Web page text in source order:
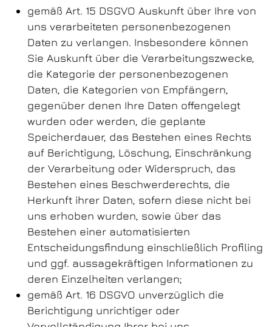
gemäß Art. 15 DSGVO Auskunft über Ihre von
uns verarbeiteten personenbezogenen
Daten zu verlangen. Insbesondere können
Sie Auskunft über die Verarbeitungszwecke,
die Kategorie der personenbezogenen
Daten, die Kategorien von Empfängern,
gegenüber denen Ihre Daten offengelegt
wurden oder werden, die geplante
Speicherdauer, das Bestehen eines Rechts
auf Berichtigung, Löschung, Einschränkung
der Verarbeitung oder Widerspruch, das
Bestehen eines Beschwerderechts, die
Herkunft ihrer Daten, sofern diese nicht bei
uns erhoben wurden, sowie über das
Bestehen einer automatisierten
Entscheidungsfindung einschließlich Profiling
und ggf. aussagekräftigen Informationen zu
deren Einzelheiten verlangen;
gemäß Art. 16 DSGVO unverzüglich die
Berichtigung unrichtiger oder